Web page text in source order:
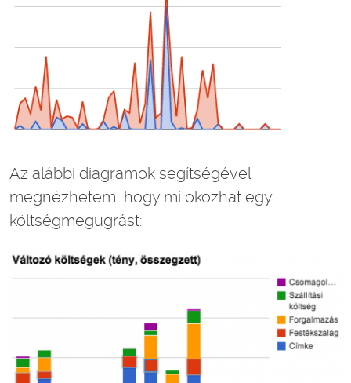
Az alábbi diagramok segítségével
megnézhetem, hogy mi okozhat egy
költségmegugrást: